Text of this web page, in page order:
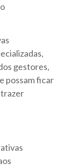
gestores,
possam ficar
trazer